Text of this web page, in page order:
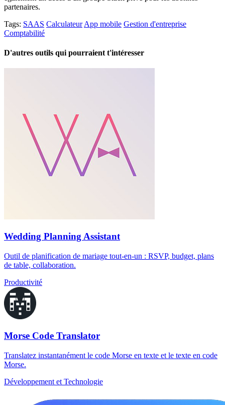
partenaires.
Tags: SAAS Calculateur App mobile Gestion d'entreprise
Comptabilité
D'autres outils qui pourraient t'intéresser
Wedding Planning Assistant
Outil de planification de mariage tout-en-un : RSVP, budget, plans
de table, collaboration.
Productivité
Morse Code Translator
Translatez instantanément le code Morse en texte et le texte en code
Morse.
Développement et Technologie